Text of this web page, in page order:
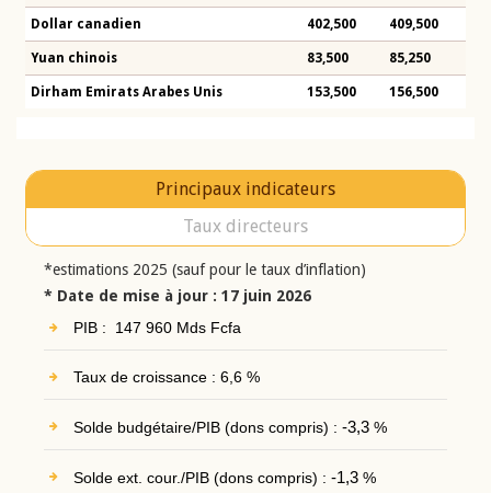
Dollar canadien 402,500 409,500
Yuan chinois 83,500 85,250
Dirham Emirats Arabes Unis 153,500 156,500
Principaux indicateurs
Taux directeurs
*estimations 2025 (sauf pour le taux d’inflation)
* Date de mise à jour : 17 juin 2026
PIB : 147 960 Mds Fcfa
Taux de croissance : 6,6 %
Solde budgétaire/PIB (dons compris) : -3,3%
Solde ext. cour./PIB (dons compris) : -1,3%